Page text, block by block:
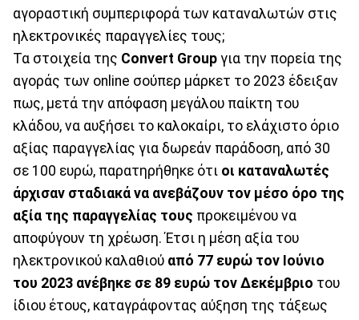
αγοραστική συμπεριφορά των καταναλωτών στις
ηλεκτρονικές παραγγελίες τους;
Τα στοιχεία της Convert Group για την πορεία της
αγοράς των online σούπερ μάρκετ το 2023 έδειξαν
πως, μετά την απόφαση μεγάλου παίκτη του
κλάδου, να αυξήσει το καλοκαίρι, το ελάχιστο όριο
αξίας παραγγελίας για δωρεάν παράδοση, από 30
σε 100 ευρώ, παρατηρήθηκε ότι οι καταναλωτές
άρχισαν σταδιακά να ανεβάζουν τον μέσο όρο της
αξία της παραγγελίας τους προκειμένου να
αποφύγουν τη χρέωση. Έτσι η μέση αξία του
ηλεκτρονικού καλαθιού από 77 ευρώ τον Ιούνιο
του 2023 ανέβηκε σε 89 ευρώ τον Δεκέμβριο του
ίδιου έτους, καταγράφοντας αύξηση της τάξεως